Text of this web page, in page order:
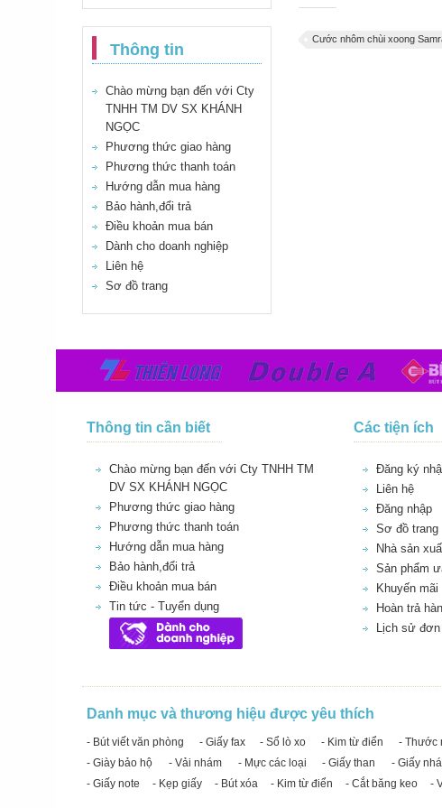
Thông tin
Chào mừng bạn đến với Cty
TNHH TM DV SX KHÁNH
NGỌC
Phương thức giao hàng
Phương thức thanh toán
Hướng dẫn mua hàng
Bảo hành,đổi trả
Điều khoản mua bán
Dành cho doanh nghiệp
Liên hệ
Sơ đồ trang
Cước nhôm chùi xoong
Thông tin cần biết
Chào mừng bạn đến với Cty TNHH TM
DV SX KHÁNH NGỌC
Phương thức giao hàng
Phương thức thanh toán
Hướng dẫn mua hàng
Bảo hành,đổi trả
Điều khoản mua bán
Tin tức - Tuyển dụng
Các tiện ích
Đăng ký
Liên hệ
Đăng nhập
Sơ đồ trang
Nhà sản
Sản phẩm
Khuyến mãi
Hoàn trả
Lịch sử đơn
Danh mục và thương hiệu được yêu thích
- Bút viết văn phòng - Giấy fax - Sổ lò xo - Kim từ điển - Thước
- Giày bảo hộ
- Vải nhám - Mực các loại - Giấy than - Giấy
- Giấy note
- Kẹp giấy - Bút xóa - Kim từ điển - Cắt băng keo -